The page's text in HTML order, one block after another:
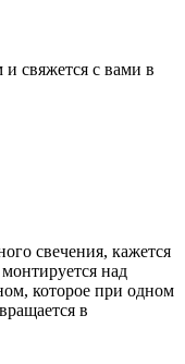
свяжется с вами в
свечения, кажется
над
которое при одном
в